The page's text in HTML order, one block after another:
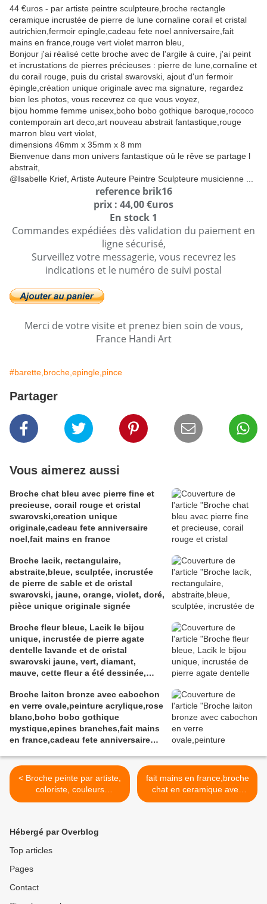
44 €uros - par artiste peintre sculpteure,broche rectangle
ceramique incrustée de pierre de lune cornaline corail et cristal
autrichien,fermoir epingle,cadeau fete noel anniversaire,fait
mains en france,rouge vert violet marron bleu,
Bonjour j'ai réalisé cette broche avec de l'argile à cuire, j'ai peint
et incrustations de pierres précieuses : pierre de lune,cornaline et
du corail rouge, puis du cristal swarovski, ajout d'un fermoir
épingle,création unique originale avec ma signature, regardez
bien les photos, vous recevrez ce que vous voyez,
bijou homme femme unisex,boho bobo gothique baroque,rococo
contemporain art deco,art nouveau abstrait fantastique,rouge
marron bleu vert violet,
dimensions 46mm x 35mm x 8 mm
Bienvenue dans mon univers fantastique où le rêve se partage l
abstrait,
@Isabelle Krief, Artiste Auteure Peintre Sculpteure musicienne ...
reference brik16
prix : 44,00 €uros
En stock 1
Commandes expédiées dès validation du paiement en
ligne sécurisé,
Surveillez votre messagerie, vous recevrez les
indications et le numéro de suivi postal
Merci de votre visite et prenez bien soin de vous,
France Handi Art
#barette,broche,epingle,pince
Partager
Vous aimerez aussi
Broche chat bleu avec pierre fine et
precieuse, corail rouge et cristal
swarovski,creation unique
originale,cadeau fete anniversaire
noel,fait mains en france
Broche lacik, rectangulaire,
abstraite,bleue, sculptée, incrustée
de pierre de sable et de cristal
swarovski, jaune, orange, violet, doré,
pièce unique originale signée
Broche fleur bleue, Lacik le bijou
unique, incrustée de pierre agate
dentelle lavande et de cristal
swarovski jaune, vert, diamant,
mauve, cette fleur a été dessinée,
bijou, les pierreries et cristallerires
ont été incrustées à la cuisson,
peinture et vernis acrylique, pièce
originale unique et signée au dos.
Broche laiton bronze avec cabochon
en verre ovale,peinture acrylique,rose
blanc,boho bobo gothique
mystique,epines branches,fait mains
en france,cadeau fete anniversaire
< Broche peinte par artiste,
coloriste, couleurs
primaires, patine de blanc
fantastique, accessoire
indispensable à votre
ton, creation unique, lacik,
jaune, bleu, blanc.
fait mains en france,broche
chat en ceramique avec
pierres precieuses et cristal
Hébergé par Overblog
Top articles
Pages
Contact